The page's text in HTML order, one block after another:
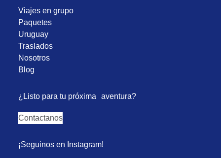
Viajes en grupo
Paquetes
Uruguay
Traslados
Nosotros
Blog
¿Listo para tu próxima aventura?
Contactanos
¡Seguinos en Instagram!